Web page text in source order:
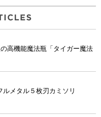
高機能魔法瓶「タイガー魔法
メタル５枚刃カミソリ